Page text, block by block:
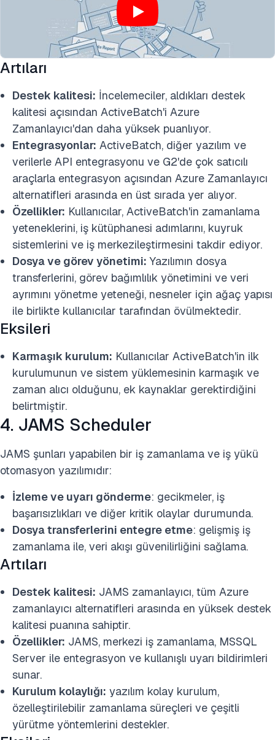
Artıları
Destek kalitesi: İncelemeciler, aldıkları destek
kalitesi açısından ActiveBatch'i Azure
Zamanlayıcı'dan daha yüksek puanlıyor.
Entegrasyonlar: ActiveBatch, diğer yazılım ve
verilerle API entegrasyonu ve G2'de çok satıcılı
araçlarla entegrasyon açısından Azure Zamanlayıcı
alternatifleri arasında en üst sırada yer alıyor.
Özellikler: Kullanıcılar, ActiveBatch'in zamanlama
yeteneklerini, iş kütüphanesi adımlarını, kuyruk
sistemlerini ve iş merkezileştirmesini takdir ediyor.
Dosya ve görev yönetimi: Yazılımın dosya
transferlerini, görev bağımlılık yönetimini ve veri
ayrımını yönetme yeteneği, nesneler için ağaç yapısı
ile birlikte kullanıcılar tarafından övülmektedir.
Eksileri
Karmaşık kurulum: Kullanıcılar ActiveBatch'in ilk
kurulumunun ve sistem yüklemesinin karmaşık ve
zaman alıcı olduğunu, ek kaynaklar gerektirdiğini
belirtmiştir.
4. JAMS Scheduler
JAMS şunları yapabilen bir iş zamanlama ve iş yükü
otomasyon yazılımıdır:
İzleme ve uyarı gönderme: gecikmeler, iş
başarısızlıkları ve diğer kritik olaylar durumunda.
Dosya transferlerini entegre etme: gelişmiş iş
zamanlama ile, veri akışı güvenilirliğini sağlama.
Artıları
Destek kalitesi: JAMS zamanlayıcı, tüm Azure
zamanlayıcı alternatifleri arasında en yüksek destek
kalitesi puanına sahiptir.
Özellikler: JAMS, merkezi iş zamanlama, MSSQL
Server ile entegrasyon ve kullanışlı uyarı bildirimleri
sunar.
Kurulum kolaylığı: yazılım kolay kurulum,
özelleştirilebilir zamanlama süreçleri ve çeşitli
yürütme yöntemlerini destekler.